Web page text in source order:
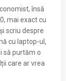
însă
mai exact cu
scriu despre
cu laptop-ul,
să purtăm o
care ar vrea